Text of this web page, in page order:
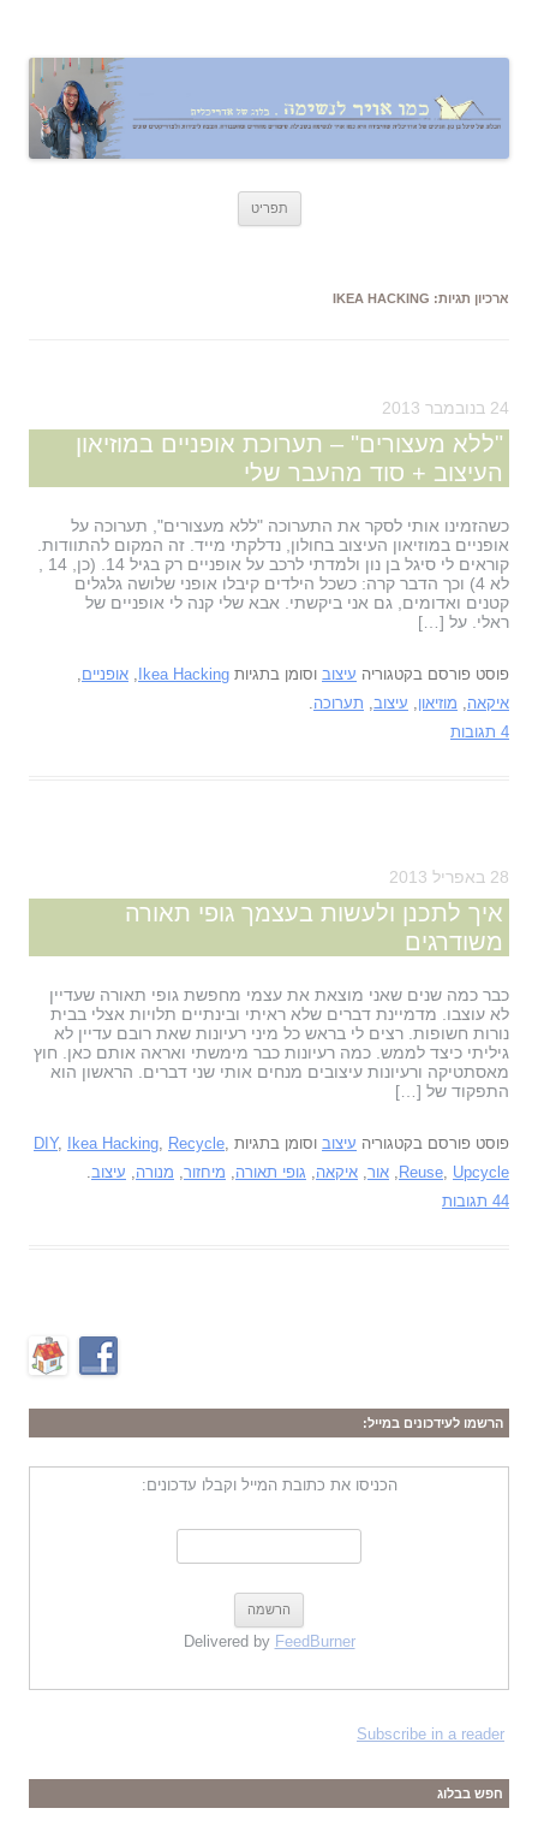
תפריט
ארכיון תגיות: IKEA HACKING
24 בנובמבר 2013
"ללא מעצורים" – תערוכת אופניים במוזיאון
העיצוב + סוד מהעבר שלי
כשהזמינו אותי לסקר את התערוכה "ללא מעצורים", תערוכה על
אופניים במוזיאון העיצוב בחולון, נדלקתי מייד. זה המקום להתוודות.
לא 4) וכך הדבר קרה: כשכל הילדים קיבלו אופני שלושה גלגלים
קטנים ואדומים, גם אני ביקשתי. אבא שלי קנה לי אופניים של
ראלי. על […]
פוסט פורסם בקטגוריה עיצוב וסומן בתגיות Ikea Hacking
, אופניים,
איקאה, מוזיאון, עיצוב, תערוכה.
4 תגובות
28 באפריל 2013
איך לתכנן ולעשות בעצמך גופי תאורה
משודרגים
כבר כמה שנים שאני מוצאת את עצמי מחפשת גופי תאורה שעדיין
לא עוצבו. מדמיינת דברים שלא ראיתי ובינתיים תלויות אצלי בבית
נורות חשופות. רצים לי בראש כל מיני רעיונות שאת רובם עדיין לא
גיליתי כיצד לממש. כמה רעיונות כבר מימשתי ואראה אותם כאן. חוץ
מאסתטיקה ורעיונות עיצובים מנחים אותי שני דברים. הראשון הוא
התפקוד של […]
פוסט פורסם בקטגוריה עיצוב וסומן בתגיות DIY, Ikea Hacking, Recycle,
Reuse, Upcycle
, אור, איקאה, גופי תאורה, מיחזור, מנורה, עיצוב.
44 תגובות
הרשמו לעידכונים במייל:
הכניסו את כתובת המייל וקבלו עדכונים:
Delivered by FeedBurner
Subscribe in a reader
חפש בבלוג